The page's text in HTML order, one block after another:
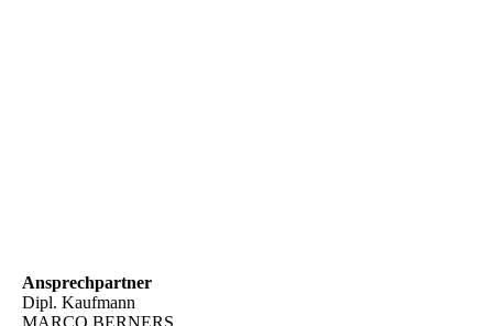
Ansprechpartner
Dipl. Kaufmann